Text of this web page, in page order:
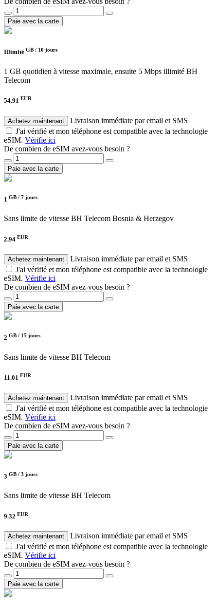
Paie avec la carte
Illimité GB / 10 jours
1 GB quotidien à vitesse maximale, ensuite 5 Mbps illimité BH
Telecom
54.91 EUR
Achetez maintenant
Livraison immédiate par email et SMS
J'ai vérifié et mon téléphone est compatible avec la technologie
eSIM. Vérifie ici
De combien de eSIM avez-vous besoin ?
Paie avec la carte
1 GB / 7 jours
Sans limite de vitesse BH Telecom Bosnia & Herzegov
2.94 EUR
Achetez maintenant
Livraison immédiate par email et SMS
J'ai vérifié et mon téléphone est compatible avec la technologie
eSIM. Vérifie ici
De combien de eSIM avez-vous besoin ?
Paie avec la carte
2 GB / 15 jours
Sans limite de vitesse BH Telecom
11.01 EUR
Achetez maintenant
Livraison immédiate par email et SMS
J'ai vérifié et mon téléphone est compatible avec la technologie
eSIM. Vérifie ici
De combien de eSIM avez-vous besoin ?
Paie avec la carte
3 GB / 3 jours
Sans limite de vitesse BH Telecom
9.32 EUR
Achetez maintenant
Livraison immédiate par email et SMS
J'ai vérifié et mon téléphone est compatible avec la technologie
eSIM. Vérifie ici
De combien de eSIM avez-vous besoin ?
Paie avec la carte